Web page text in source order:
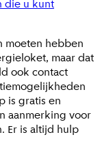
die u kunt
moeten hebben
maar dat
ook contact
is gratis en
aanmerking voor
Er is altijd hulp